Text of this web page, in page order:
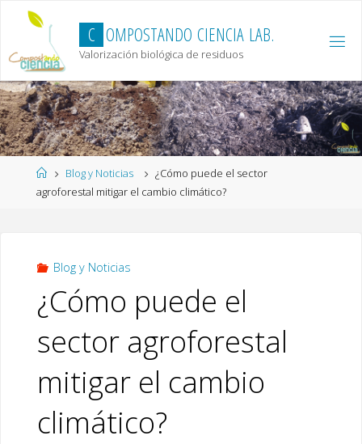
content
C OMPOSTANDO CIENCIA LAB.
Valorización biológica de residuos
HomeBlog y Noticias
¿Cómo puede el sector
agroforestal mitigar el cambio climático?
Blog y Noticias
¿Cómo puede el
sector agroforestal
mitigar el cambio
climático?